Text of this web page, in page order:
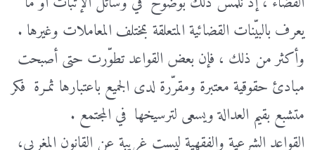
يعرف بالبيّنات القضائية المتعلقة بمختلف المعاملات وغيرها .
وأكثر من ذلك ، فإن بعض القواعد تطوّرت حتى أصبحت
مبادئ حقوقية معتبرة ومقرّرة لدى الجميع باعتبارها ثمـرة فكر
متشبع بقيم العدالة ويسعى لترسيخها في المجتمع .
القواعد الشرعية والفقهية ليست غريبة عن القانون المغربي،